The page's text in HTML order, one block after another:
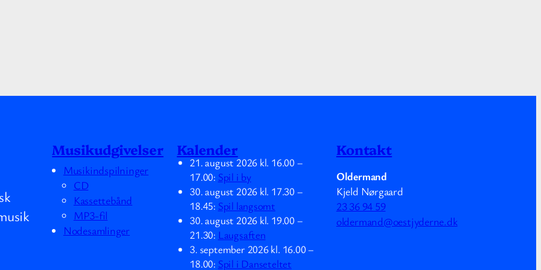
Musikudgivelser
Musikindspilninger
CD
Kassettebånd
MP3-fil
Nodesamlinger
Kalender
21. august 2026 kl. 16.00–
17.00: Spil i by
30. august 2026 kl. 17.30–
18.45: Spil langsomt
30. august 2026 kl. 19.00–
21.30: Laugsaften
3. september 2026kl. 16.00–
18.00: Spil i Danseteltet
Kontakt
Oldermand
Kjeld Nørgaard
23 36 94 59
oldermand@oestjyderne.dk